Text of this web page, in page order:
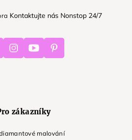
Kontaktujte nás Nonstop 24/7
InstagramYoutube Pinterest
zákazníky
malování